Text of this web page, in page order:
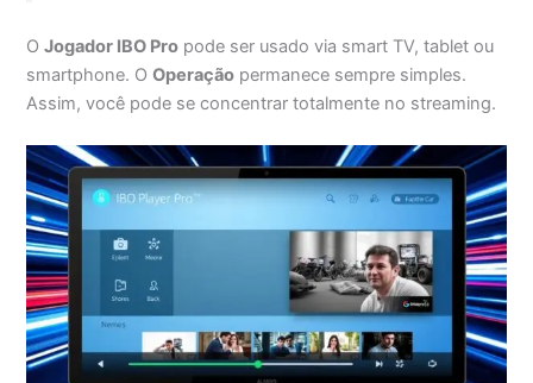
OJogador IBO Pro pode ser usado via smart TV, tablet ou
smartphone. OOperação permanece sempre simples.
Assim, você pode se concentrar totalmente no streaming.